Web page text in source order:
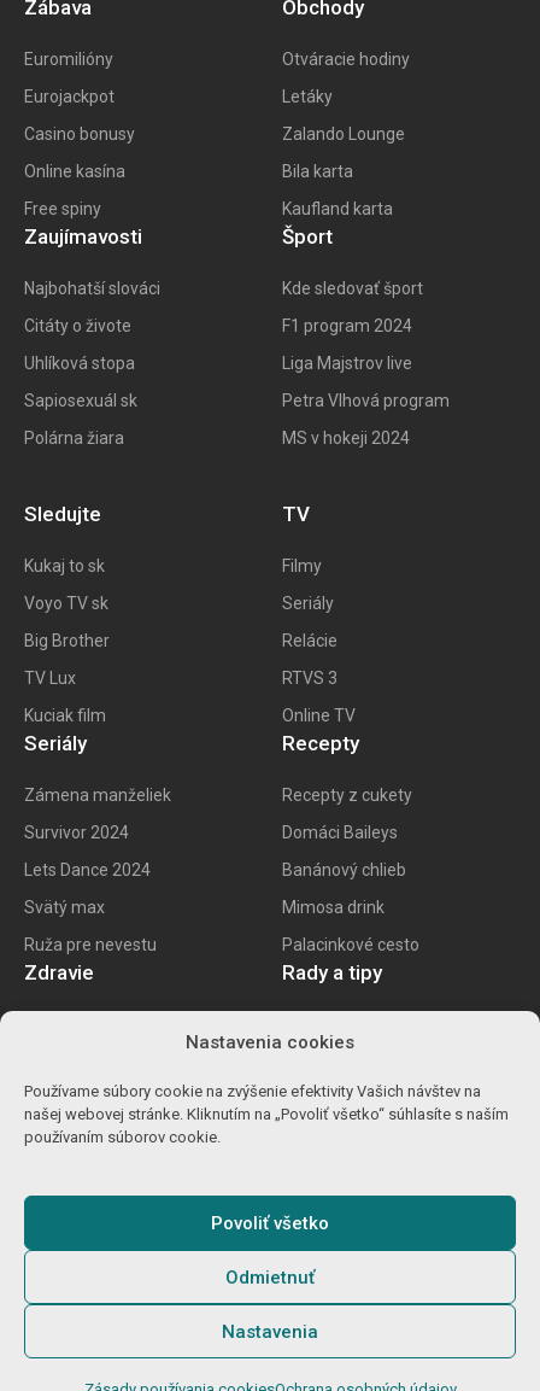
Nastavenia cookies
Používame súbory cookie na zvýšenie efektivity Vašich návštev na
našej webovej stránke. Kliknutím na „Povoliť všetko“ súhlasíte s naším
používaním súborov cookie.
Povoliť všetko
Odmietnuť
Nastavenia
Zábava
Euromilióny
Eurojackpot
Casino bonusy
Online kasína
Free spiny
Obchody
Otváracie hodiny
Letáky
Zalando Lounge
Bila karta
Kaufland karta
Zaujímavosti
Najbohatší slováci
Citáty o živote
Uhlíková stopa
Sapiosexuál sk
Polárna žiara
Šport
Kde sledovať šport
F1 program 2024
Liga Majstrov live
Petra Vlhová program
MS v hokeji 2024
Sledujte
Kukaj to sk
Voyo TV sk
Big Brother
TV Lux
Kuciak film
TV
Filmy
Seriály
Relácie
RTVS 3
Online TV
Seriály
Zámena manželiek
Survivor 2024
Lets Dance 2024
Svätý max
Ruža pre nevestu
Recepty
Recepty z cukety
Domáci Baileys
Banánový chlieb
Mimosa drink
Palacinkové cesto
Zdravie
Ako znížiť cholesterol
Ůľava pri migréne
Rady a tipy
Ako na životopis
© 2025
GDPR
Cookies
Zodpovedné hranie